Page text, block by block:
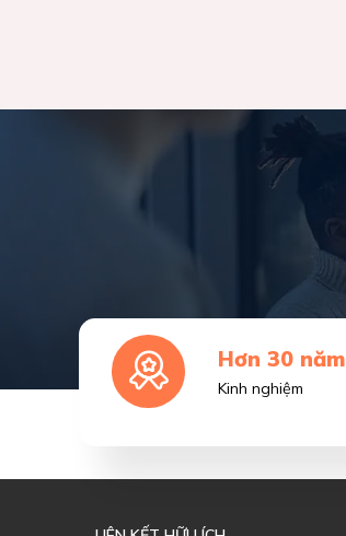
Hơn 30 năm
Kinh nghiệm